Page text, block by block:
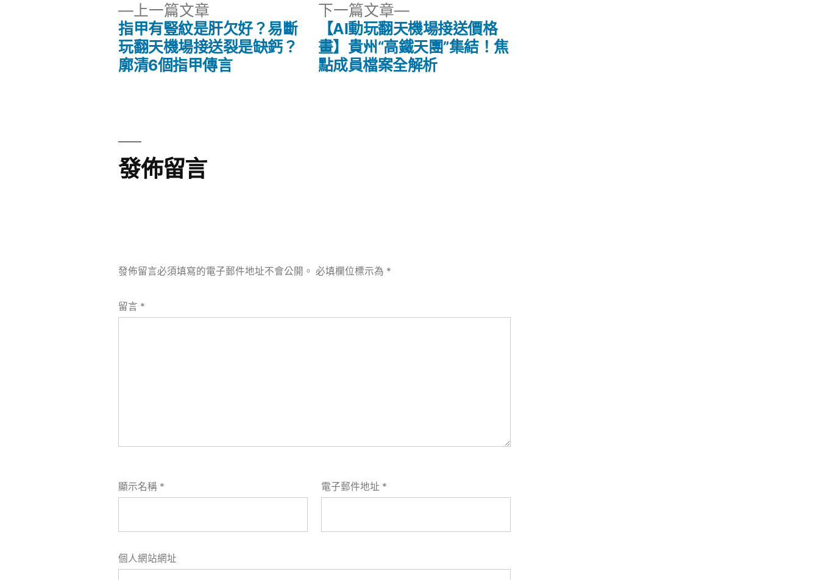
上一篇文章
一
篇
文
指甲有豎紋是肝欠好？易斷
玩翻天機場接送裂是缺鈣？
廓清6個指甲傳言
下一篇文章
下
一
篇
文
【AI動玩翻天機場接送價格
畫】貴州“高鐵天團”集結！焦
點成員檔案全解析
發佈留言
發佈留言必須填寫的電子郵件地址不會公開。 必填欄位標示為 *
留言 *
顯示名稱 * 電子郵件地址 *
個人網站網址